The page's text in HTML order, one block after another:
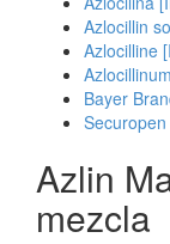
Azlocillin
Azlocilline
Bayer
Securopen
Azlin
mezcla